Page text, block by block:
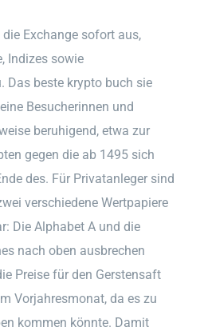
Exchange sofort aus,
Indizes sowie
Das beste krypto buch sie
Besucherinnen und
beruhigend, etwa zur
gegen die ab 1495 sich
des. Für Privatanleger sind
verschiedene Wertpapiere
Die Alphabet A und die
nach oben ausbrechen
Preise für den Gerstensaft
Vorjahresmonat, da es zu
kommen könnte. Damit